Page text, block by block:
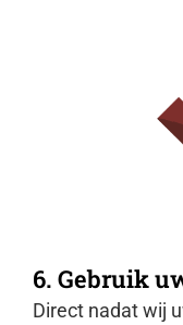
6. Gebruik
Direct nadat wij